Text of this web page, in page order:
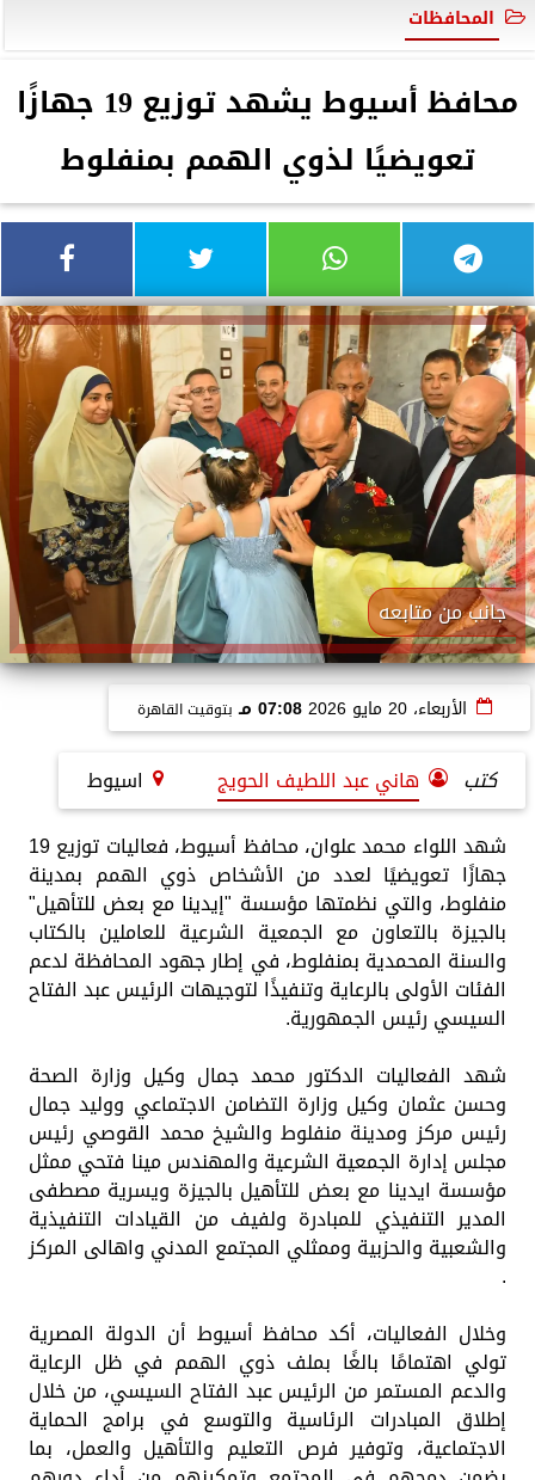
المحافظات
محافظ أسيوط يشهد توزيع 19 جهازًا
تعويضيًا لذوي الهمم بمنفلوط
جانب من متابعه
الأربعاء، 20 مايو 2026 07:08 مـ بتوقيت القاهرة
كتب هاني عبد اللطيف الحويج
اسيوط
شهد اللواء محمد علوان، محافظ أسيوط، فعاليات توزيع 19
جهازًا تعويضيًا لعدد من الأشخاص ذوي الهمم بمدينة
منفلوط، والتي نظمتها مؤسسة "إيدينا مع بعض للتأهيل"
بالجيزة بالتعاون مع الجمعية الشرعية للعاملين بالكتاب
والسنة المحمدية بمنفلوط، في إطار جهود المحافظة لدعم
الفئات الأولى بالرعاية وتنفيذًا لتوجيهات الرئيس عبد الفتاح
السيسي رئيس الجمهورية.
شهد الفعاليات الدكتور محمد جمال وكيل وزارة الصحة
وحسن عثمان وكيل وزارة التضامن الاجتماعي ووليد جمال
رئيس مركز ومدينة منفلوط والشيخ محمد القوصي رئيس
مجلس إدارة الجمعية الشرعية والمهندس مينا فتحي ممثل
مؤسسة ايدينا مع بعض للتأهيل بالجيزة ويسرية مصطفى
المدير التنفيذي للمبادرة ولفيف من القيادات التنفيذية
والشعبية والحزبية وممثلي المجتمع المدني واهالى المركز
.
وخلال الفعاليات، أكد محافظ أسيوط أن الدولة المصرية
تولي اهتمامًا بالغًا بملف ذوي الهمم في ظل الرعاية
والدعم المستمر من الرئيس عبد الفتاح السيسي، من خلال
إطلاق المبادرات الرئاسية والتوسع في برامج الحماية
الاجتماعية، وتوفير فرص التعليم والتأهيل والعمل، بما